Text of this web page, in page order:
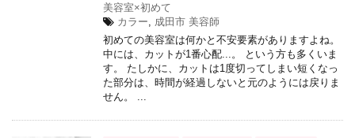
美容室×初めて
カラー, 成田市 美容師
初めての美容室は何かと不安要素がありますよね。
中には、カットが1番心配...。 という方も多くいま
す。 たしかに、カットは1度切ってしまい短くなっ
た部分は、時間が経過しないと元のようには戻りま
せん。 ...